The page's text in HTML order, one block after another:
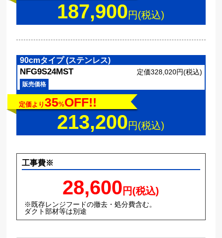
187,900円(税込)
90cmタイプ (ステンレス)
NFG9S24MST 定価328,020円(税込)
販売価格
定価より35%OFF!!
213,200円(税込)
工事費※
28,600 円(税込)
※既存レンジフードの撤去・処分費含む。
ダクト部材等は別途